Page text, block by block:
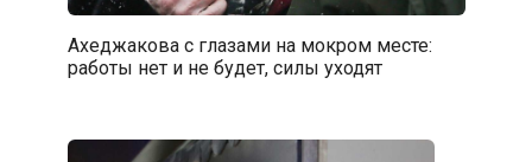
Ахеджакова с глазами на мокром месте:
работы нет и не будет, силы уходят